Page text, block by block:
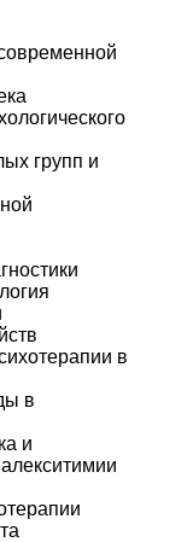
групп и
в
в
и